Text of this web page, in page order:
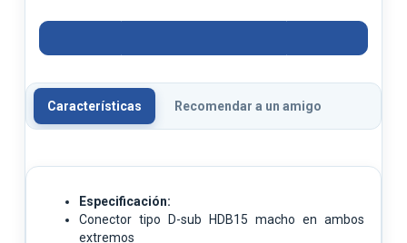
Características Recomendar a un amigo
Especificación:
Conector tipo D-sub HDB15 macho en ambos
extremos